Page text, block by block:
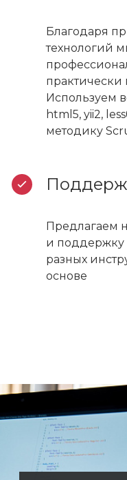
Благодаря
технологий
Используем
html5, yii2,
методику
Предлагаем
и поддержку
разных
основе